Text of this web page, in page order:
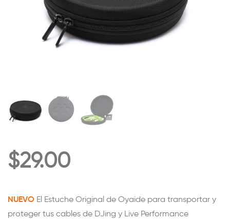
$29.00
NUEVO El Estuche Original de Oyaide para transportar y
proteger tus cables de DJing y Live Performance